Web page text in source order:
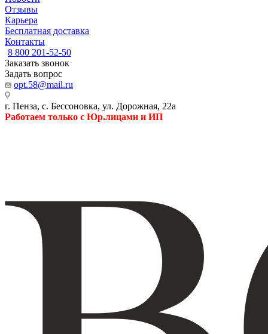
Отзывы
Карьера
Бесплатная доставка
Контакты
8 800 201-52-50
Заказать звонок
Задать вопрос
opt.58@mail.ru
г. Пенза, с. Бессоновка, ул. Дорожная, 22а
Работаем только с Юр.лицами и ИП